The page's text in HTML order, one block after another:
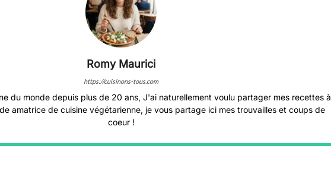
Romy Maurici
https://cuisinons-tous.com
du monde depuis plus de 20 ans, J'ai naturellement voulu partager mes recettes à
amatrice de cuisine végétarienne, je vous partage ici mes trouvailles et coups de
coeur !